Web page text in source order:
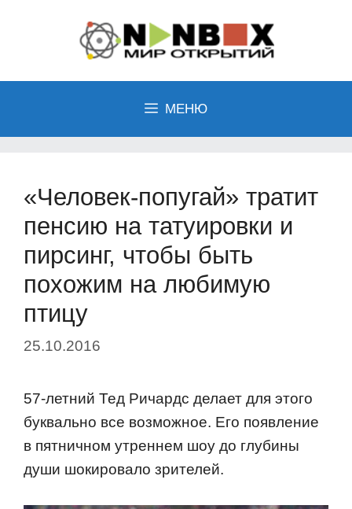
содержимому
МЕНЮ
«Человек-попугай» тратит
пенсию на татуировки и
пирсинг, чтобы быть
похожим на любимую
птицу
25.10.2016
57-летний Тед Ричардс делает для этого
буквально все возможное. Его появление
в пятничном утреннем шоу до глубины
души шокировало зрителей.